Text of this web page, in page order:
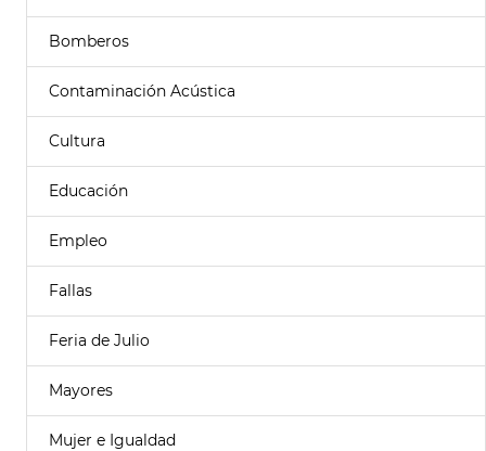
Bomberos
Contaminación Acústica
Cultura
Educación
Empleo
Fallas
Feria de Julio
Mayores
Mujer e Igualdad